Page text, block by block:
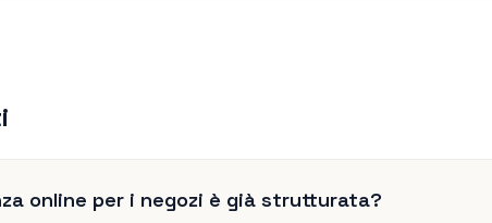
online per i negozi è già strutturata?